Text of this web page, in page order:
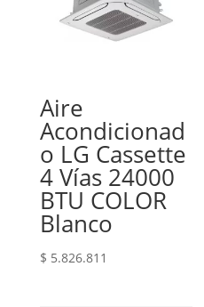
Aire
Acondicionad
o LG Cassette
4 Vías 24000
BTU COLOR
Blanco
$ 5.826.811